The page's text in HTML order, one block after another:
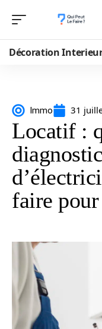
Décoration
Immo 31
Locatif :
faire